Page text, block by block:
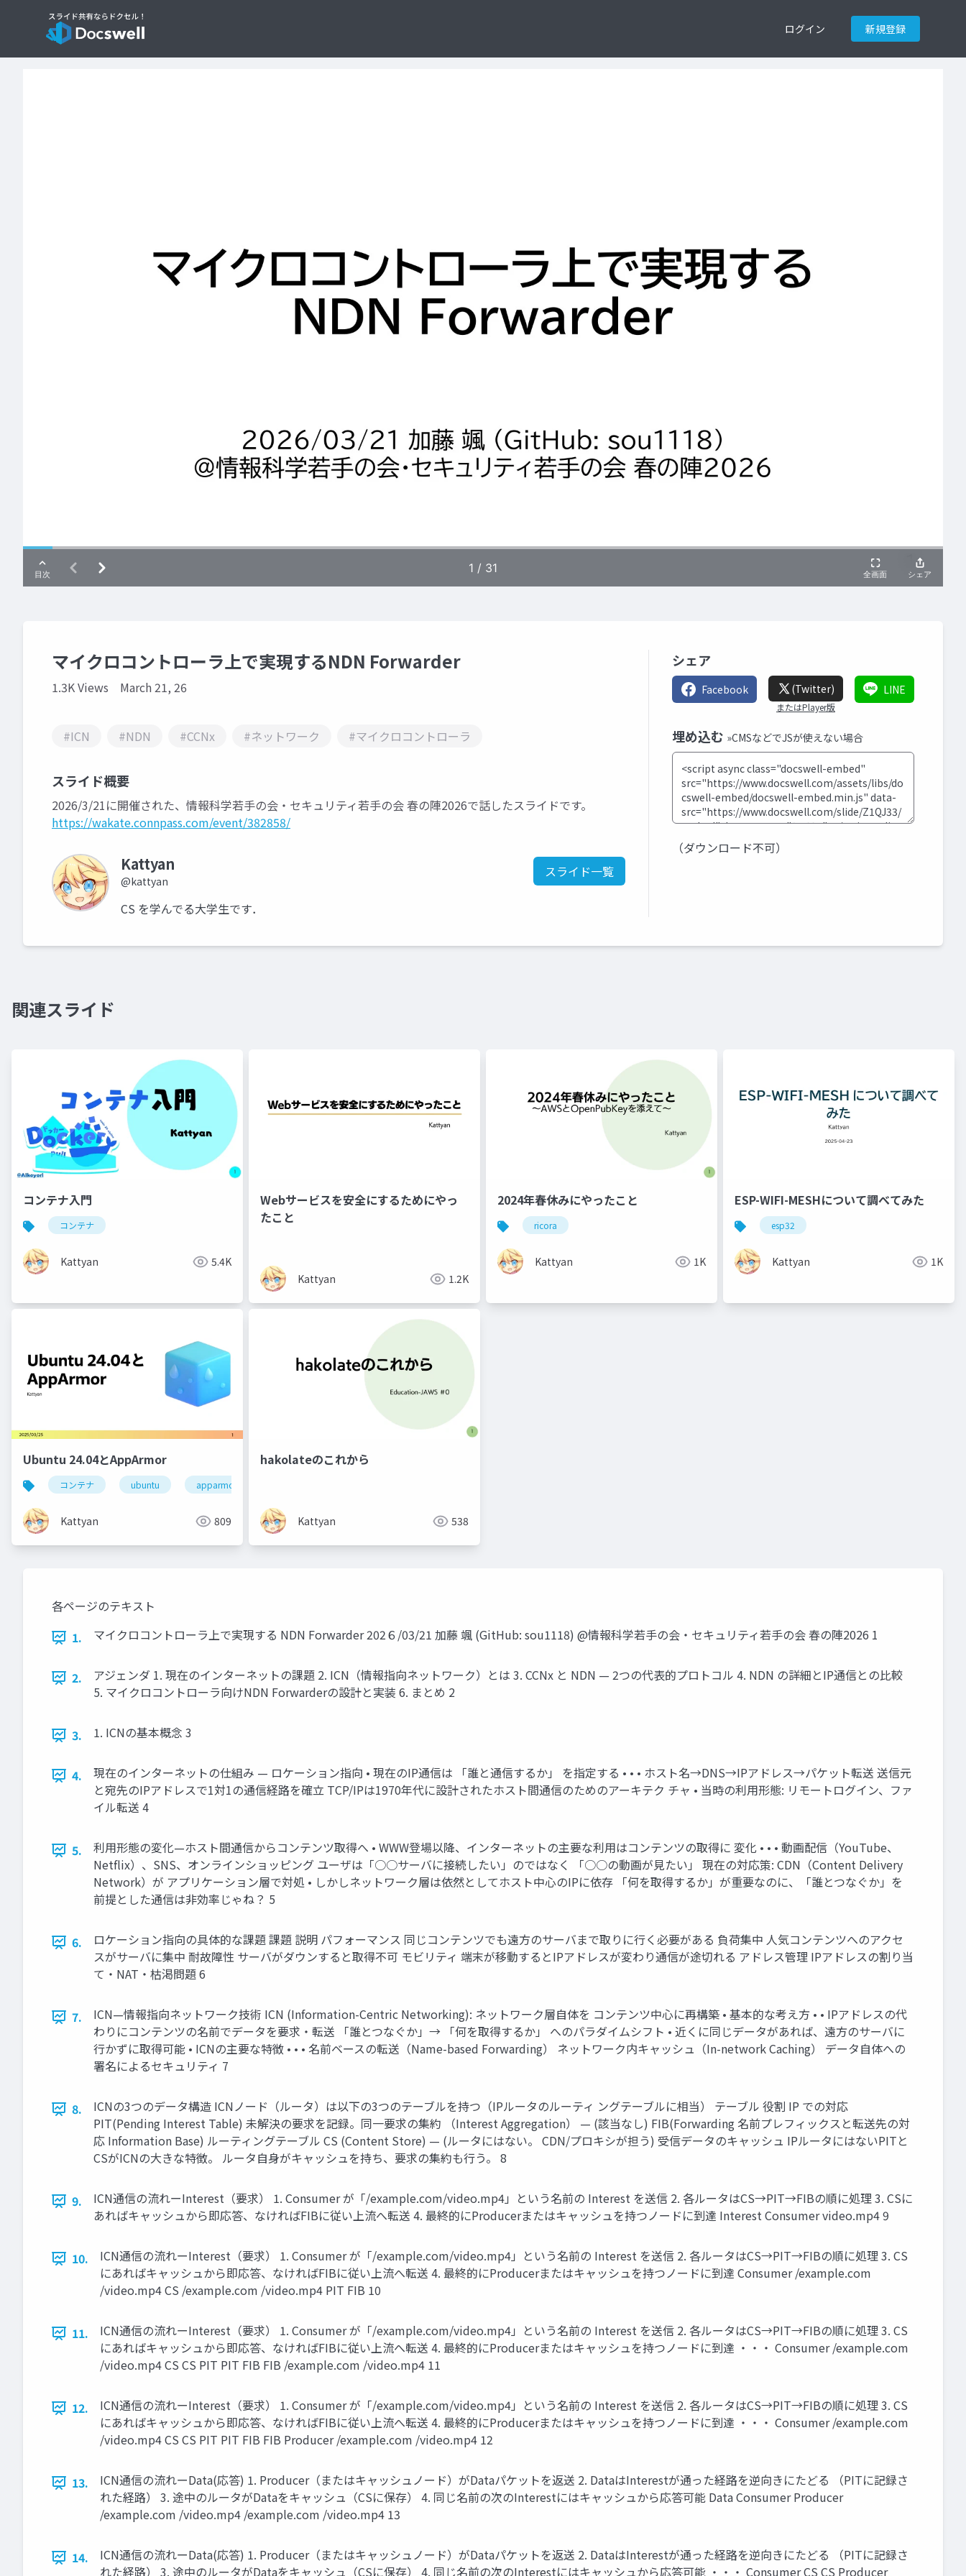
ログイン 新規登録
マイクロコントローラ上で実現するNDN Forwarder
1.3K Views March 21, 26
#ICN #NDN #CCNx #ネットワーク #マイクロコントローラ
スライド概要
2026/3/21に開催された、情報科学若手の会・セキュリティ若手の会 春の陣2026で話したスライドです。
https://wakate.connpass.com/event/382858/
Kattyan
@kattyan
スライド一覧
CS を学んでる大学生です．
シェア
Facebook (Twitter)
またはPlayer版
LINE
埋め込む »CMSなどでJSが使えない場合
（ダウンロード不可）
関連スライド
コンテナ入門
コンテナ
Kattyan 5.4K
Webサービスを安全にするためにやっ
たこと
Kattyan 1.2K
2024年春休みにやったこと
ricora
Kattyan 1K
ESP-WIFI-MESHについて調べてみた
esp32
Kattyan 1K
Ubuntu 24.04とAppArmor
コンテナ ubuntu apparmor
Kattyan 809
hakolateのこれから
Kattyan 538
各ページのテキスト
1.
マイクロコントローラ上で実現する NDN Forwarder 202６/03/21 加藤 颯 (GitHub: sou1118) @情報科学若手の会・セキュリティ若手の会 春の陣2026 1
2.
アジェンダ 1. 現在のインターネットの課題 2. ICN（情報指向ネットワーク）とは 3. CCNx と NDN — 2つの代表的プロトコル 4. NDN の詳細とIP通信との比較
5. マイクロコントローラ向けNDN Forwarderの設計と実装 6. まとめ 2
3. 1. ICNの基本概念 3
4.
現在のインターネットの仕組み — ロケーション指向 • 現在のIP通信は 「誰と通信するか」 を指定する • • • ホスト名→DNS→IPアドレス→パケット転送 送信元
と宛先のIPアドレスで1対1の通信経路を確立 TCP/IPは1970年代に設計されたホスト間通信のためのアーキテク チャ • 当時の利用形態: リモートログイン、ファ
イル転送 4
5.
利用形態の変化—ホスト間通信からコンテンツ取得へ • WWW登場以降、インターネットの主要な利用はコンテンツの取得に 変化 • • • 動画配信（YouTube、
Netflix）、SNS、オンラインショッピング ユーザは「○○サーバに接続したい」のではなく 「○○の動画が見たい」 現在の対応策: CDN（Content Delivery
Network）が アプリケーション層で対処 • しかしネットワーク層は依然としてホスト中心のIPに依存 「何を取得するか」が重要なのに、「誰とつなぐか」を
前提とした通信は非効率じゃね？ 5
6.
ロケーション指向の具体的な課題 課題 説明 パフォーマンス 同じコンテンツでも遠方のサーバまで取りに行く必要がある 負荷集中 人気コンテンツへのアクセ
スがサーバに集中 耐故障性 サーバがダウンすると取得不可 モビリティ 端末が移動するとIPアドレスが変わり通信が途切れる アドレス管理 IPアドレスの割り当
て・NAT・枯渇問題 6
7.
ICN—情報指向ネットワーク技術 ICN (Information-Centric Networking): ネットワーク層自体を コンテンツ中心に再構築 • 基本的な考え方 • • IPアドレスの代
わりにコンテンツの名前でデータを要求・転送 「誰とつなぐか」→ 「何を取得するか」 へのパラダイムシフト • 近くに同じデータがあれば、遠方のサーバに
行かずに取得可能 • ICNの主要な特徴 • • • 名前ベースの転送（Name-based Forwarding） ネットワーク内キャッシュ（In-network Caching） データ自体への
署名によるセキュリティ 7
8.
ICNの3つのデータ構造 ICNノード（ルータ）は以下の3つのテーブルを持つ（IPルータのルーティ ングテーブルに相当） テーブル 役割 IP での対応
PIT(Pending Interest Table) 未解決の要求を記録。同一要求の集約 （Interest Aggregation） — (該当なし) FIB(Forwarding 名前プレフィックスと転送先の対
応 Information Base) ルーティングテーブル CS (Content Store) — (ルータにはない。 CDN/プロキシが担う) 受信データのキャッシュ IPルータにはないPITと
CSがICNの大きな特徴。 ルータ自身がキャッシュを持ち、要求の集約も行う。 8
9.
ICN通信の流れーInterest（要求） 1. Consumer が「/example.com/video.mp4」という名前の Interest を送信 2. 各ルータはCS→PIT→FIBの順に処理 3. CSに
あればキャッシュから即応答、なければFIBに従い上流へ転送 4. 最終的にProducerまたはキャッシュを持つノードに到達 Interest Consumer video.mp4 9
10.
ICN通信の流れーInterest（要求） 1. Consumer が「/example.com/video.mp4」という名前の Interest を送信 2. 各ルータはCS→PIT→FIBの順に処理 3. CS
にあればキャッシュから即応答、なければFIBに従い上流へ転送 4. 最終的にProducerまたはキャッシュを持つノードに到達 Consumer /example.com
/video.mp4 CS /example.com /video.mp4 PIT FIB 10
11.
ICN通信の流れーInterest（要求） 1. Consumer が「/example.com/video.mp4」という名前の Interest を送信 2. 各ルータはCS→PIT→FIBの順に処理 3. CS
にあればキャッシュから即応答、なければFIBに従い上流へ転送 4. 最終的にProducerまたはキャッシュを持つノードに到達 ・・・ Consumer /example.com
/video.mp4 CS CS PIT PIT FIB FIB /example.com /video.mp4 11
12.
ICN通信の流れーInterest（要求） 1. Consumer が「/example.com/video.mp4」という名前の Interest を送信 2. 各ルータはCS→PIT→FIBの順に処理 3. CS
にあればキャッシュから即応答、なければFIBに従い上流へ転送 4. 最終的にProducerまたはキャッシュを持つノードに到達 ・・・ Consumer /example.com
/video.mp4 CS CS PIT PIT FIB FIB Producer /example.com /video.mp4 12
13.
ICN通信の流れーData(応答) 1. Producer（またはキャッシュノード）がDataパケットを返送 2. DataはInterestが通った経路を逆向きにたどる （PITに記録さ
れた経路） 3. 途中のルータがDataをキャッシュ（CSに保存） 4. 同じ名前の次のInterestにはキャッシュから応答可能 Data Consumer Producer
/example.com /video.mp4 /example.com /video.mp4 13
14.
ICN通信の流れーData(応答) 1. Producer（またはキャッシュノード）がDataパケットを返送 2. DataはInterestが通った経路を逆向きにたどる （PITに記録さ
れた経路） 3. 途中のルータがDataをキャッシュ（CSに保存） 4. 同じ名前の次のInterestにはキャッシュから応答可能 ・・・ Consumer CS CS Producer